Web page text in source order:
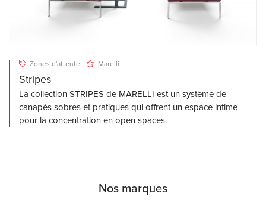
Zones d'attente Marelli
Stripes
La collection STRIPES de MARELLI est un système de
canapés sobres et pratiques qui offrent un espace intime
pour la concentration en open spaces.
Nos marques